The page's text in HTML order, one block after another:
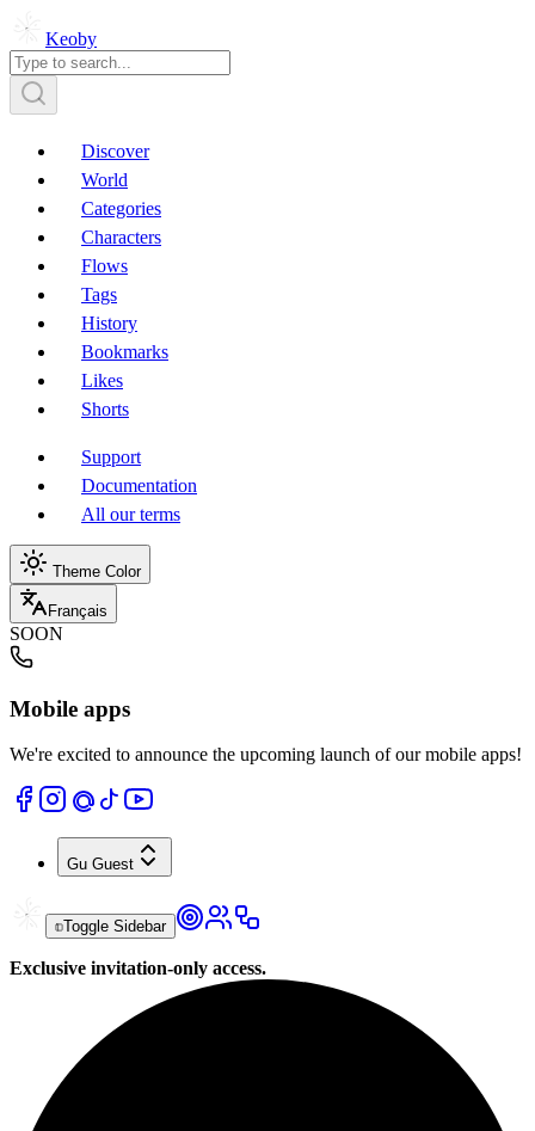
Keoby
Discover
World
Categories
Characters
Flows
Tags
History
Bookmarks
Likes
Shorts
Support
Documentation
All our terms
Theme Color
Français
SOON
Mobile apps
We're excited to announce the upcoming launch of our mobile apps!
Gu Guest
Toggle Sidebar
Exclusive invitation-only access.